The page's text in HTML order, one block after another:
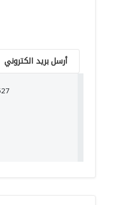
أرسل بريد الكتروني